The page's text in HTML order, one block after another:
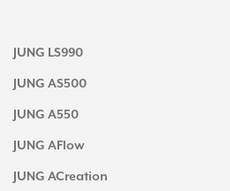
JUNG LS990
JUNG AS500
JUNG A550
JUNG AFlow
JUNG ACreation